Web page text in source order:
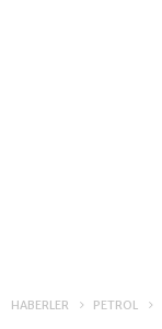
HABERLER PETROL